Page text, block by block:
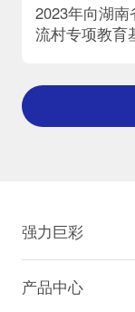
2023年向湖
流村专项教育
强力巨彩
产品中心